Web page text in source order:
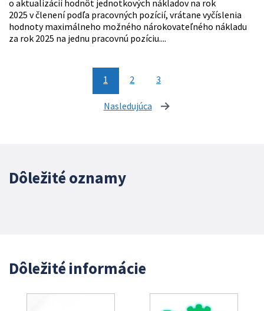
o aktualizácií hodnôt jednotkových nákladov na rok
2025 v členení podľa pracovných pozícií, vrátane vyčíslenia
hodnoty maximálneho možného nárokovateľného nákladu
za rok 2025 na jednu pracovnú pozíciu....
1 2 3
Nasledujúca stránka
Dôležité oznamy
Dôležité informácie